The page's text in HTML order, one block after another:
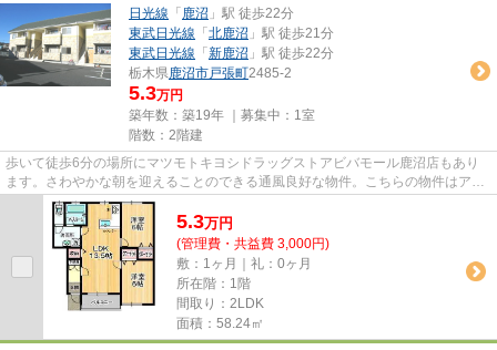
日光線 「 鹿沼 」駅 徒歩22分
東武日光線 「 北鹿沼 」駅 徒歩21分
東武日光線 「 新鹿沼 」駅 徒歩22分
栃木県鹿沼市戸張町2485-2
5.3万円
築年数：築19年 ｜募集中： 1室
階数：2階建
歩いて徒歩6分の場所にマツモトキヨシドラッグストアビバモール鹿沼店もあり
ます。さわやかな朝を迎えることのできる通風良好な物件。こちらの物件はアパ
ートです。敷地内ごみ置き場は...
5.3万円
(管理費・共益費 3,000円)
敷：1ヶ月｜礼：0ヶ月
所在階：1階
間取り：2LDK
面積：58.24㎡